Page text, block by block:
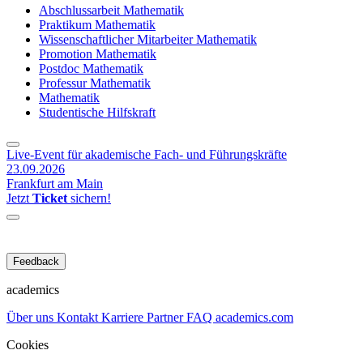
Abschlussarbeit Mathematik
Praktikum Mathematik
Wissenschaftlicher Mitarbeiter Mathematik
Promotion Mathematik
Postdoc Mathematik
Professur Mathematik
Mathematik
Studentische Hilfskraft
Live-Event für akademische Fach- und Führungskräfte
23.09.2026
Frankfurt am Main
Jetzt Ticket sichern!
Feedback
academics
Über uns Kontakt Karriere PartnerFAQ academics.com
Cookies